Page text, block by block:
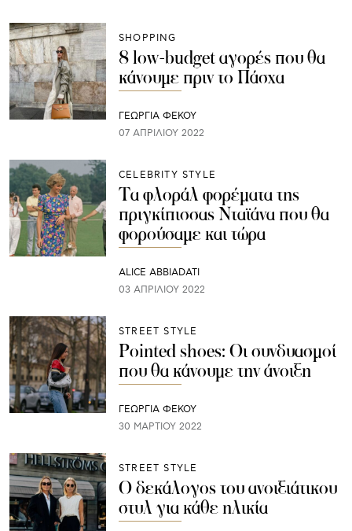
SHOPPING
8 low-budget αγορές που θα
κάνουμε πριν το Πάσχα
ΓΕΩΡΓΙΑ ΦΕΚΟΥ
07 ΑΠΡΙΛΊΟΥ 2022
CELEBRITY STYLE
Τα φλοράλ φορέματα της
πριγκίπισσας Νταϊάνα που θα
φορούσαμε και τώρα
ALICE ABBIADATI
03 ΑΠΡΙΛΊΟΥ 2022
STREET STYLE
Pointed shoes: Οι συνδυασμοί
που θα κάνουμε την άνοιξη
ΓΕΩΡΓΙΑ ΦΕΚΟΥ
30 ΜΑΡΤΊΟΥ 2022
STREET STYLE
Ο δεκάλογος του ανοιξιάτικου
στυλ για κάθε ηλικία